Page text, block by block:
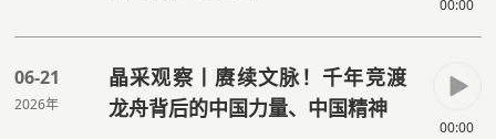
00:00
06-21
2026年
晶采观察丨赓续文脉！千年竞渡
龙舟背后的中国力量、中国精神
00:00